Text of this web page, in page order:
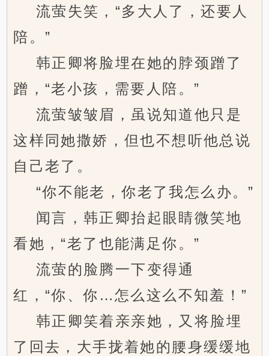
流萤失笑，“多大人了，还要人
陪。”
韩正卿将脸埋在她的脖颈蹭了
蹭，“老小孩，需要人陪。”
流萤皱皱眉，虽说知道他只是
这样同她撒娇，但也不想听他总说
自己老了。
“你不能老，你老了我怎么办。”
闻言，韩正卿抬起眼睛微笑地
看她，“老了也能满足你。”
流萤的脸腾一下变得通
红，“你、你…怎么这么不知羞！”
韩正卿笑着亲亲她，又将脸埋
了回去，大手拢着她的腰身缓缓地